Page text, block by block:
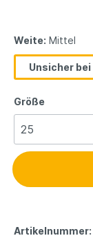
Weite: Mittel
Unsicher bei
Größe
Artikelnummer: